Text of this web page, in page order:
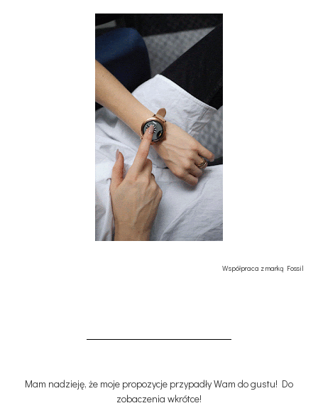
Współpraca z marką Fossil
Mam nadzieję, że moje propozycje przypadły Wam do gustu! Do
zobaczenia wkrótce!